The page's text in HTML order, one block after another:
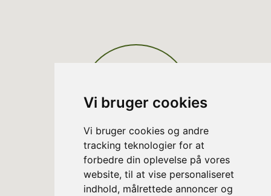
Vi bruger cookies
Vi bruger cookies og andre
tracking teknologier for at
forbedre din oplevelse på vores
website, til at vise personaliseret
indhold, målrettede annoncer og